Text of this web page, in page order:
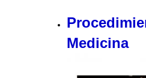
Medicina